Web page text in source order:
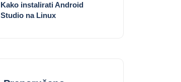
Kako instalirati Android
Studio na Linux